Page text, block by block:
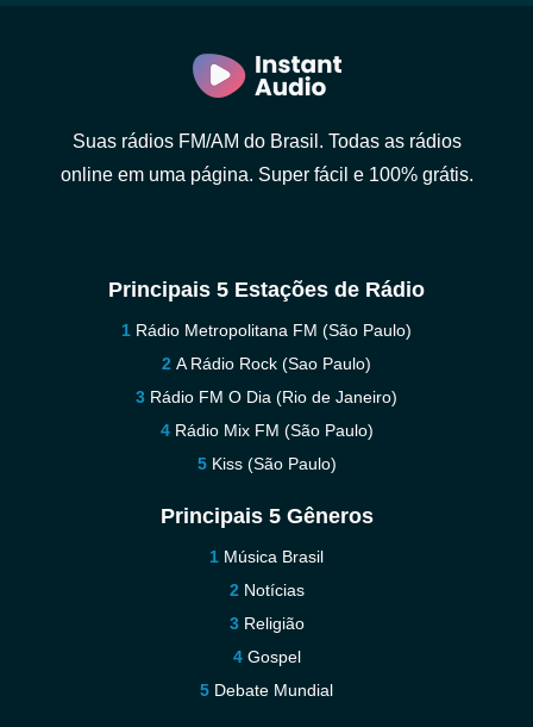
Suas rádios FM/AM do Brasil. Todas as rádios
online em uma página. Super fácil e 100% grátis.
Principais 5 Estações de Rádio
Rádio Metropolitana FM (São Paulo)
A Rádio Rock (Sao Paulo)
Rádio FM O Dia (Rio de Janeiro)
Rádio Mix FM (São Paulo)
Kiss (São Paulo)
Principais 5 Gêneros
Música Brasil
Notícias
Religião
Gospel
Debate Mundial